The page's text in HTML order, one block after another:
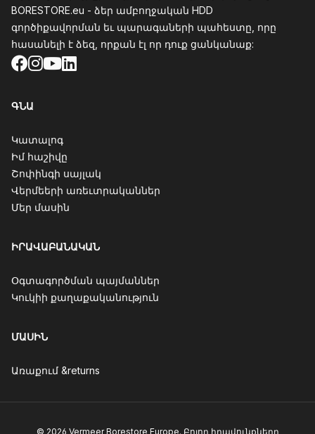
BORESTORE.eu - ձեր ամբողջական HDD
գործիքավորման եւ պարագաների պահեստը, որը
հասանելի է ձեզ, որքան էլ որ դուք ցանկանաք:
Facebook
Instagram
YouTube
LinkedIn
ԳՆԱ
Կատալոգ
Իմ հաշիվը
Շոփինգի սայլակ
Վերմեերի առեւտրականներ
Մեր մասին
ԻՐԱՎԱԲԱՆԱԿԱՆ
Օգտագործման պայմաններ
Կուկիի քաղաքականություն
ՄԱՍԻՆ
Առաքում &returns
© 2026 Vermeer Borestore Europe. Բոլոր իրավունքները